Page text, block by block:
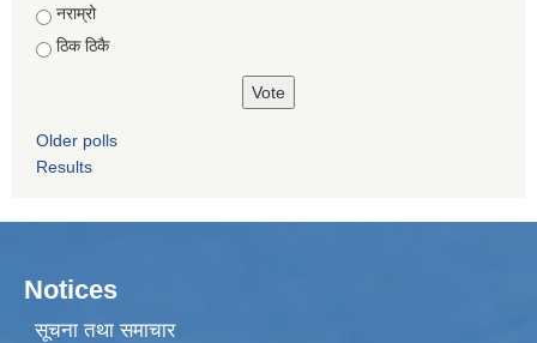
नराम्रो
ठिक ठिकै
Older polls
Results
Notices
सूचना तथा समाचार